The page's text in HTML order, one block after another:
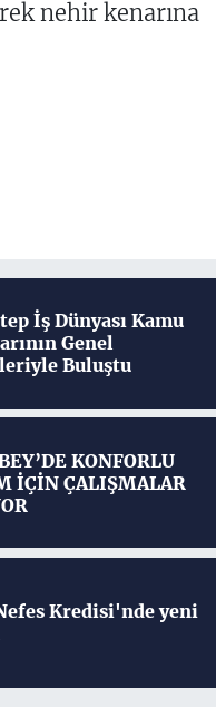
nehir kenarına
İş Dünyası Kamu
Genel
Buluştu
KONFORLU
İÇİN ÇALIŞMALAR
Kredisi'nde yeni